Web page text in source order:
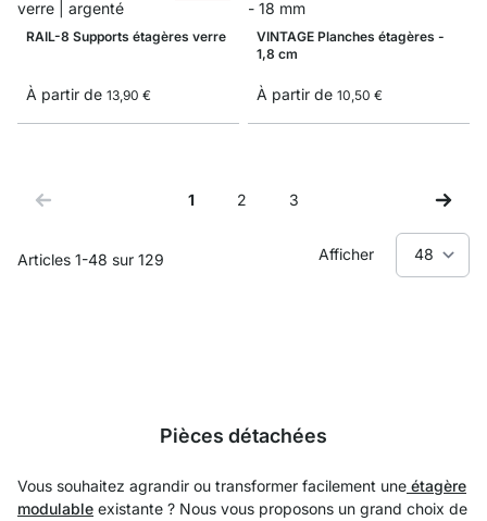
RAIL-8 Supports étagères verre
À partir de 13,90 €
VINTAGE Planches étagères -
1,8 cm
À partir de 10,50 €
Articles 1-48 sur 129
Vous lisez actuellement la page
1
Page
2
Page
3
Afficher
Pièces détachées
Vous souhaitez agrandir ou transformer facilement une étagère
modulable existante ? Nous vous proposons un grand choix de